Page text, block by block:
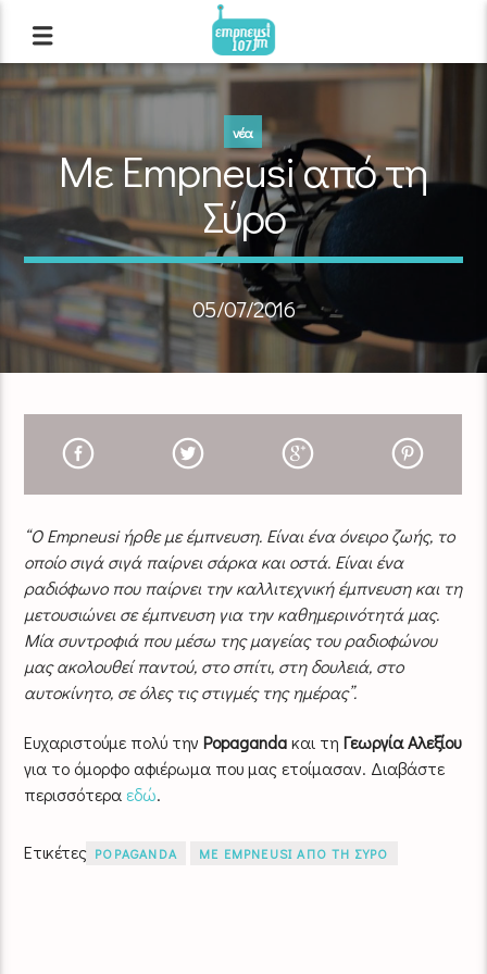
νέα
Με Empneusi από τη
Σύρο
05/07/2016
“Ο Empneusi ήρθε με έμπνευση. Είναι ένα όνειρο ζωής, το
οποίο σιγά σιγά παίρνει σάρκα και οστά. Είναι ένα
ραδιόφωνο που παίρνει την καλλιτεχνική έμπνευση και τη
μετουσιώνει σε έμπνευση για την καθημερινότητά μας.
Μία συντροφιά που μέσω της μαγείας του ραδιοφώνου
μας ακολουθεί παντού, στο σπίτι, στη δουλειά, στο
αυτοκίνητο, σε όλες τις στιγμές της ημέρας”.
Ευχαριστούμε πολύ τηνPopagandaκαι τηΓεωργία Αλεξίου
για το όμορφο αφιέρωμα που μας ετοίμασαν. Διαβάστε
περισσότερα εδώ.
Ετικέτες POPAGANDA ΜΕ EMPNEUSI ΑΠΟ ΤΗ ΣΥΡΟ